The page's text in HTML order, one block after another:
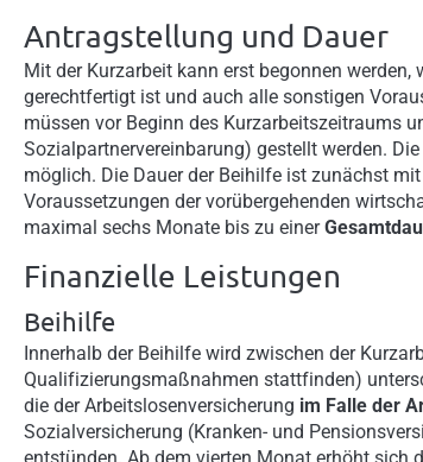
Antragstellung und Dauer
Mit der Kurzarbeit kann erst begonnen werden,
gerechtfertigt ist und auch alle sonstigen
müssen vor Beginn des Kurzarbeitszeitraums
Sozialpartnervereinbarung) gestellt werden.
möglich. Die Dauer der Beihilfe ist zunächst mit
Voraussetzungen der vorübergehenden
maximal sechs Monate bis zu einer
Finanzielle Leistungen
Beihilfe
Innerhalb der Beihilfe wird zwischen der
Qualifizierungsmaßnahmen stattfinden)
die der Arbeitslosenversicherung im Falle der
Sozialversicherung (Kranken- und